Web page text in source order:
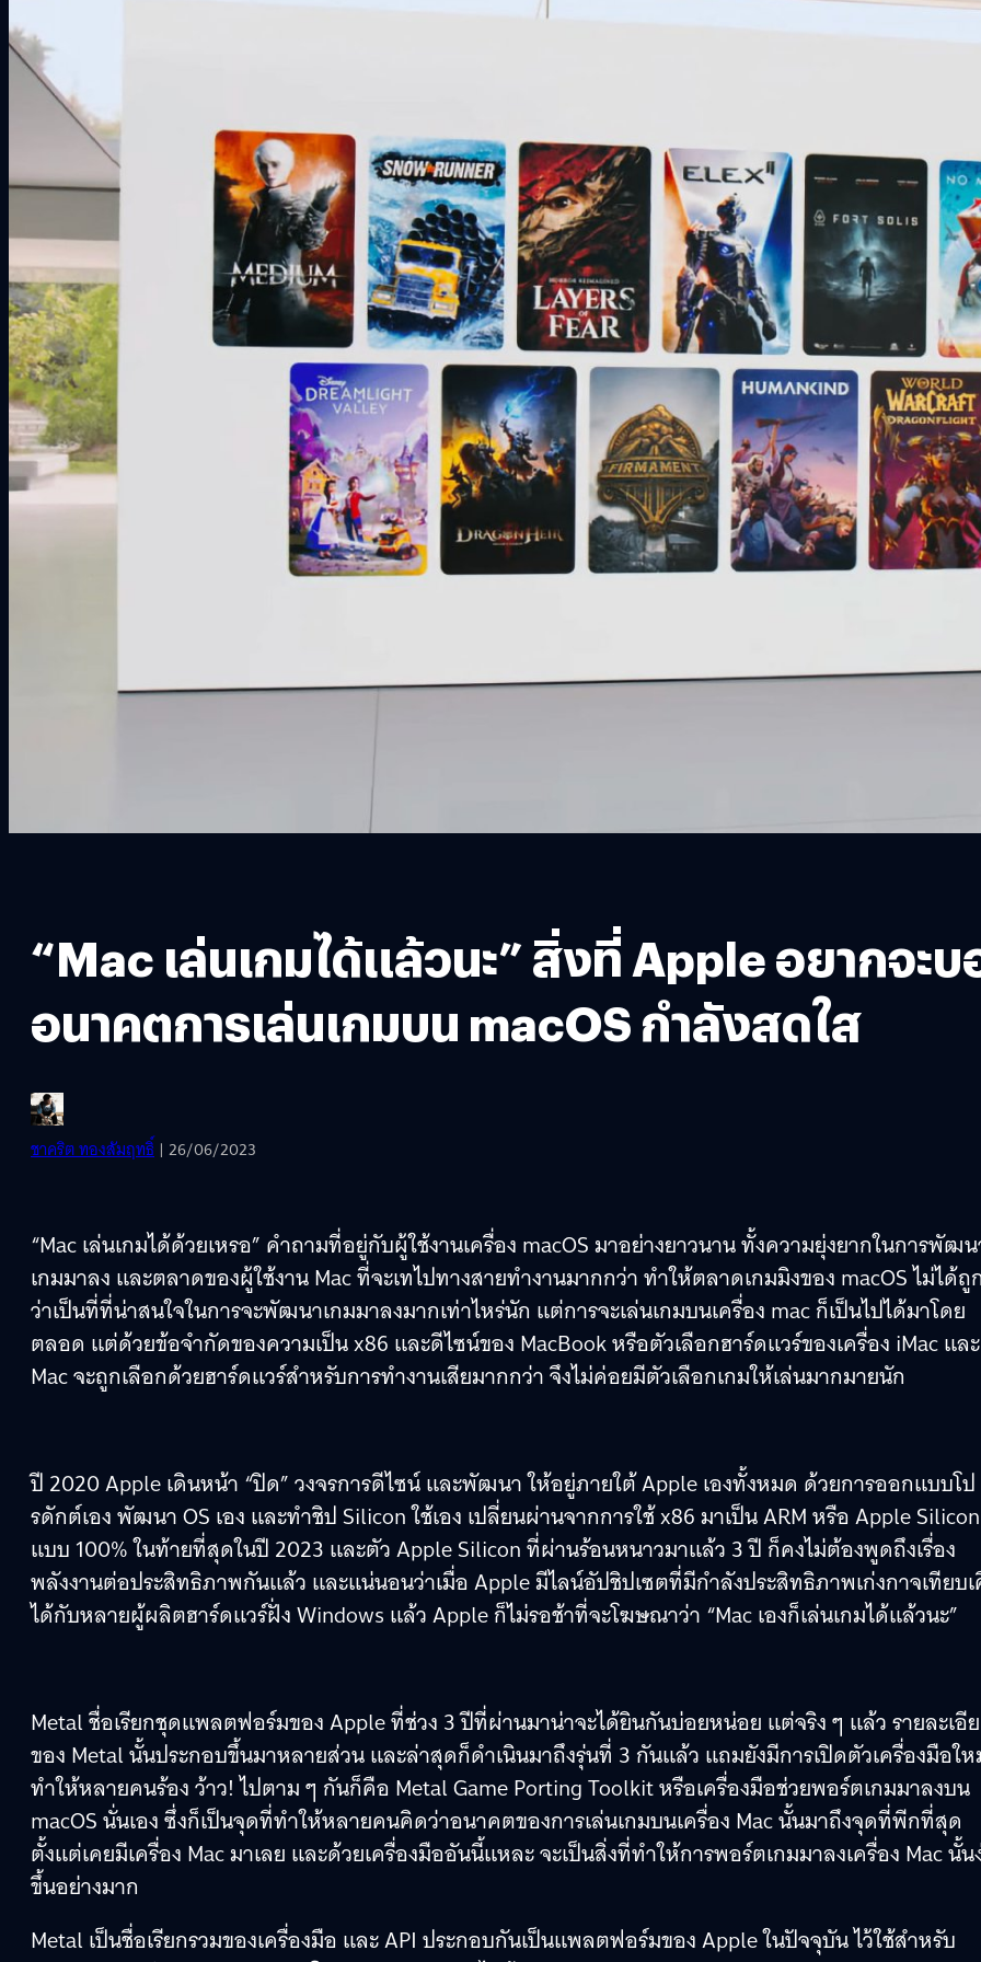
“Mac เล่นเกมได้แล้วนะ” สิ่งที่ Apple อยากจะ
อนาคตการเล่นเกมบน macOS กำลังสดใส
ชาคริต ทองสัมฤทธิ์ | 26/06/2023
“Mac เล่นเกมได้ด้วยเหรอ” คำถามที่อยู่กับผู้ใช้งานเครื่อง macOS มาอย่างยาวนาน ทั้งความยุ่งยากในการพัฒ
เกมมาลง และตลาดของผู้ใช้งาน Mac ที่จะเทไปทางสายทำงานมากกว่า ทำให้ตลาดเกมมิงของ macOS ไม่ได้
ว่าเป็นที่ที่น่าสนใจในการจะพัฒนาเกมมาลงมากเท่าไหร่นัก แต่การจะเล่นเกมบนเครื่อง mac ก็เป็นไปได้มาโดย
ตลอด แต่ด้วยข้อจำกัดของความเป็น x86 และดีไซน์ของ MacBook หรือตัวเลือกฮาร์ดแวร์ของเครื่อง iMac และ
Mac จะถูกเลือกด้วยฮาร์ดแวร์สำหรับการทำงานเสียมากกว่า จึงไม่ค่อยมีตัวเลือกเกมให้เล่นมากมายนัก
ปี 2020 Apple เดินหน้า “ปิด” วงจรการดีไซน์ และพัฒนา ให้อยู่ภายใต้ Apple เองทั้งหมด ด้วยการออกแบบโป
รดักต์เอง พัฒนา OS เอง และทำชิป Silicon ใช้เอง เปลี่ยนผ่านจากการใช้ x86 มาเป็น ARM หรือ Apple Silicon
แบบ 100% ในท้ายที่สุดในปี 2023 และตัว Apple Silicon ที่ผ่านร้อนหนาวมาแล้ว 3 ปี ก็คงไม่ต้องพูดถึงเรื่อง
พลังงานต่อประสิทธิภาพกันแล้ว และแน่นอนว่าเมื่อ Apple มีไลน์อัปชิปเซตที่มีกำลังประสิทธิภาพเก่งกาจเทียบ
ได้กับหลายผู้ผลิตฮาร์ดแวร์ฝั่ง Windows แล้ว Apple ก็ไม่รอช้าที่จะโฆษณาว่า “Mac เองก็เล่นเกมได้แล้วนะ”
Metal ชื่อเรียกชุดแพลตฟอร์มของ Apple ที่ช่วง 3 ปีที่ผ่านมาน่าจะได้ยินกันบ่อยหน่อย แต่จริง ๆ แล้ว รายละเอี
ของ Metal นั้นประกอบขึ้นมาหลายส่วน และล่าสุดก็ดำเนินมาถึงรุ่นที่ 3 กันแล้ว แถมยังมีการเปิดตัวเครื่องมือใ
ทำให้หลายคนร้อง ว้าว! ไปตาม ๆ กันก็คือ Metal Game Porting Toolkit หรือเครื่องมือช่วยพอร์ตเกมมาลงบน
macOS นั่นเอง ซึ่งก็เป็นจุดที่ทำให้หลายคนคิดว่าอนาคตของการเล่นเกมบนเครื่อง Mac นั้นมาถึงจุดที่พีกที่สุด
ตั้งแต่เคยมีเครื่อง Mac มาเลย และด้วยเครื่องมืออันนี้แหละ จะเป็นสิ่งที่ทำให้การพอร์ตเกมมาลงเครื่อง Mac นั้น
ขึ้นอย่างมาก
Metal เป็นชื่อเรียกรวมของเครื่องมือ และ API ประกอบกันเป็นแพลตฟอร์มของ Apple ในปัจจุบัน ไว้ใช้สำหรับ